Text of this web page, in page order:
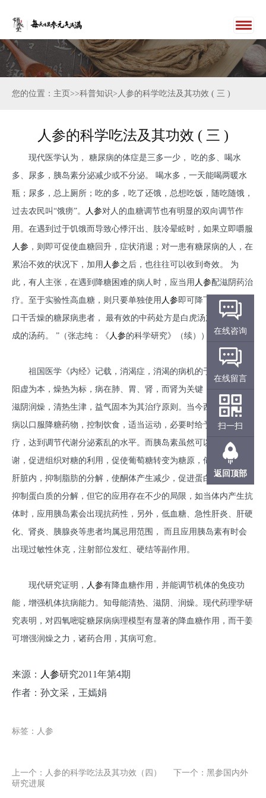
您的位置：主页>>科普知识>人参的科学吃法及其功效 ( 三 )
人参的科学吃法及其功效 ( 三 )
现代医学认为， 糖尿病的体症是三多一少， 吃的多、喝水
多、尿多，胰岛素分泌减少或不分泌。 喝水多，一天能喝两暖水
瓶；尿多，总上厕所；吃的多，吃了还饿，总想吃饭，随吃随饿，
过去农民叫“饿痨”。
人参对人的血糖调节也有明显的双向调节作
用。在遇到过于饥饿而导致心悸汗出、肢冷晕眩时，如果立即嚼服
人参 ，则即可促使血糖回升，症状消退；对一患有糖尿病的人，在
累治不效的状况下，加用 人参之后，也往往可以收到奇效。 为
此，有人主张，在遇到降糖困难的病人时，应当用 人参配滋阴药治
疗。至于实验性高血糖，则只要单独使用 人参 即可降下来。 “对于
口干舌燥的糖尿病患者， 最有效的中药处方是白虎汤加入 人参煎
成的汤药。 ”（张志纯：《 人参的科学研究》（续））
祖国医学《内经》记载，消渴症，消渴的病机的于阴虚燥热，
阳虚为本，燥热为标，病在肺、胃、肾，而肾为关键，其治疗应以
滋阴润燥，清热生津，益气固本为其治疗原则。当今西医治疗糖尿
病以口服降糖药物，控制饮食，适当运动，必要时给予胰岛素的治
疗，达到调节代谢分泌紊乱的水平。而胰岛素虽然可以调节糖代
谢，促进组织对糖的利用，促使葡萄糖转变为糖原，储存于肌肉或
肝脏内，抑制脂肪的分解，使酮体产生减少，促进蛋白质的合成，
抑制蛋白质的分解，但它的应用存在不少的局限，如当体内产生抗
体时，应用胰岛素会出现抗药性，另外，低血糖、急性肝炎、肝硬
化、肾炎、胰腺炎等患者均属忌用范围， 而且应用胰岛素有时会
出现过敏性休克，注射部位发红、硬结等副作用。
现代研究证明， 人参有降血糖作用，并能调节机体的免疫功
能，增强机体抗病能力。知母能清热、滋阴、润燥。现代药理学研
究表明，对四氧嘧啶糖尿病病理模型有显著的降血糖作用，而干姜
可增强润燥之力，诸药合用，其病可愈。
来源： 人参研究2011年第4期
作者：孙文采，王嫣娟
标签：人参
上一个： 人参的科学吃法及其功效（四） 下一个： 黑参国内外
研究进展
在线咨询
在线留言
扫一扫
返回顶部